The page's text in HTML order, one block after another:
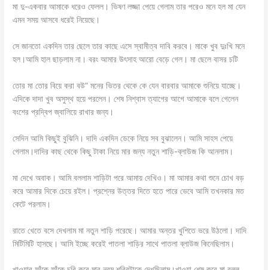
মা দু-একবার আমাকে ধরেও ফেলল। ভিষণ লজ্জা পেয়ে গেলাম তার পরেও মনে হল মা যেন
এমন সময় আসবে ধরেই নিয়েছে।
সে জানতো একদিন তার ছেলে তার কাছে এসে স্বামীত্ব দাবি করবে। মাকে খুব দুঃখি মনে
হল।আমি হাল ছাড়লাম না। বরং আমার উৎসাহ আরো বেড়ে গেল। মা ছেলে বাসর চটি
তোর মা তোর বিয়ে করা বউ” মনের ভিতর থেকে কে যেন বারবার আমাকে শুনিয়ে যাচ্ছে।
এদিকে দাদা খুব অসুস্থ হয়ে পরলেন। শেষ নিশ্বাস ত্যাগের আগে আমাকে বলে গেলেন
বংশের প্রদ্বিপ জ্বালিয়ে রাখার জন্য।
সেদিন আমি কিছুই বুঝিনি। দাদি একদিন ডেকে নিয়ে সব বুঝালেন। আমি সাহস পেয়ে
গেলাম।দাদির কাছ থেকে কিছু টাকা নিয়ে মার জন্য নতুন শাড়ি-ব্লাউজ কি আনলাম।
মা দেখে অবাক। আমি বললাম শাড়িটা পরে আমায় দেখিও। মা আমার কথা শুনে চোখ বড়
করে আমার দিকে চেয়ে রইল। প্রশ্নের উত্তর দিতে হতে পারে ভেবে আমি তখনকার মত
কেটে পরলাম।
রাতে খেতে বসে দেখলাম মা নতুন শাড়ি পরেছে। আমার অন্তর খুশিতে ভরে উঠলো। দাদি
মিটিমিটি হাসছে। আমি ইচ্ছে করেই পাতলা শাড়ির সাথে পাতলা ব্লাউজ কিনেছিলাম।